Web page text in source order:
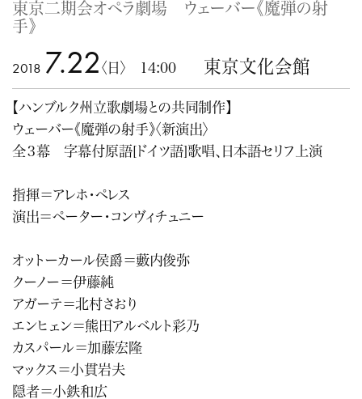
東京二期会オペラ劇場 ウェーバー《魔弾の射
手》
2018 7.22 〈日〉 14:00 東京文化会館
【ハンブルク州立歌劇場との共同制作】
ウェーバー《魔弾の射手》〈新演出〉
全３幕 字幕付原語[ドイツ語]歌唱、日本語セリフ上演
指揮＝アレホ・ペレス
演出＝ペーター・コンヴィチュニー
オットーカール侯爵＝藪内俊弥
クーノー＝伊藤純
アガーテ＝北村さおり
エンヒェン＝熊田アルベルト彩乃
カスパール＝加藤宏隆
マックス＝小貫岩夫
隠者＝小鉄和広